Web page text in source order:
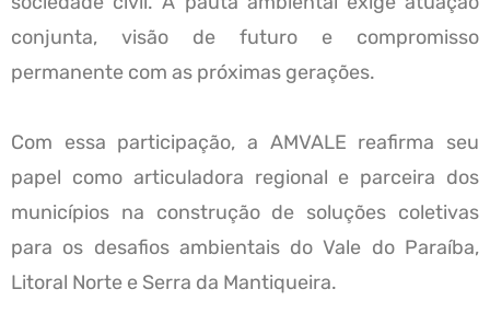
conjunta, visão de futuro e compromisso
permanente com as próximas gerações.
Com essa participação, a AMVALE reafirma seu
papel como articuladora regional e parceira dos
municípios na construção de soluções coletivas
para os desafios ambientais do Vale do Paraíba,
Litoral Norte e Serra da Mantiqueira.